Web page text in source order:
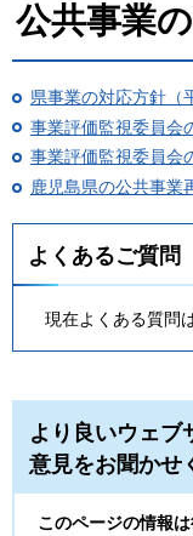
公共事業
県事業の対応方針（
事業評価監視委員会
事業評価監視委員会
鹿児島県の公共事業
よくあるご質問
現在よくある質問
より良いウェブ
意見をお聞かせ
このページの情報